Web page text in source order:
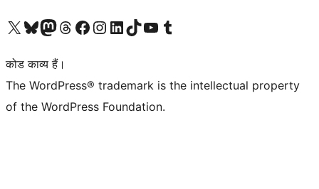
Visit our X (formerly Twitter) account
हमारे बलुस्की खाते पर जाएँVisit our Mastodon account
हमारे थ्रेड्स अकाउंट पर जाएंहमारे फेसबुक पेज पर जाएँहमारे इंस्टाग्राम अकाउंट पर जाएंहमारे लिंक्डइन खाते पर जाएँहमारे टिकटॉक खाते पर जाएँहमारे यूट्यूब चैनल पर जाएंहमारे Tumblr खाते पर जाएँ
कोड काव्य हैं।
The WordPress® trademark is the intellectual property
of the WordPress Foundation.